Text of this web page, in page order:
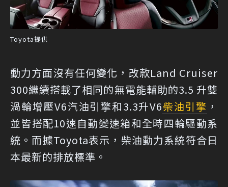
Toyota提供
動力方面沒有任何變化，改款Land Cruiser
300繼續搭載了相同的無電能輔助的3.5 升雙
渦輪增壓V6汽油引擎和3.3升V6柴油引擎 ，
並皆搭配10速自動變速箱和全時四輪驅動系
統。而據Toyota表示，柴油動力系統符合日
本最新的排放標準。